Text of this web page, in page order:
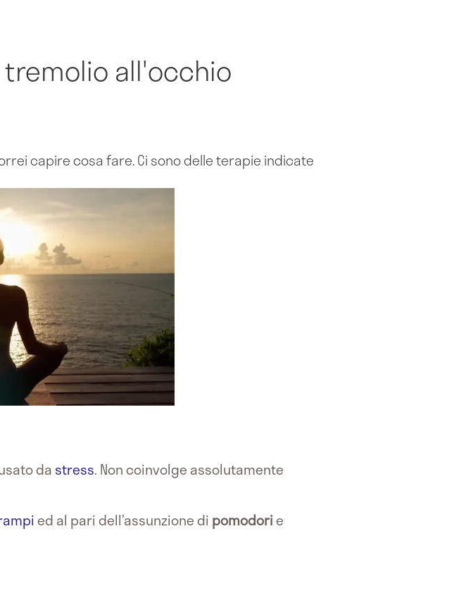
all'occhio
capire cosa fare. Ci sono delle terapie indicate
da stress. Non coinvolge assolutamente
ed al pari dell’assunzione di pomodorie